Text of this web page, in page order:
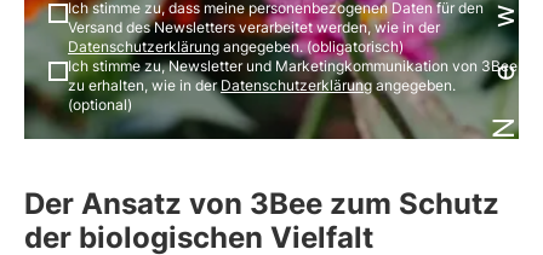
Ich stimme zu, dass meine personenbezogenen Daten für den
Versand des Newsletters verarbeitet werden, wie in der
Datenschutzerklärung angegeben. (obligatorisch)
Ich stimme zu, Newsletter und Marketingkommunikation von 3Bee
zu erhalten, wie in derDatenschutzerklärungangegeben.
(optional)
Der Ansatz von 3Bee zum Schutz
der biologischen Vielfalt